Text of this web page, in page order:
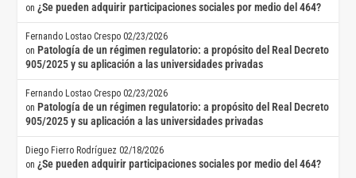
on¿Se pueden adquirir participaciones sociales por medio del 464?
Fernando Lostao Crespo 02/23/2026
on Patología de un régimen regulatorio: a propósito del Real Decreto
905/2025 y su aplicación a las universidades privadas
Fernando Lostao Crespo 02/23/2026
on Patología de un régimen regulatorio: a propósito del Real Decreto
905/2025 y su aplicación a las universidades privadas
Diego Fierro Rodríguez 02/18/2026
on¿Se pueden adquirir participaciones sociales por medio del 464?